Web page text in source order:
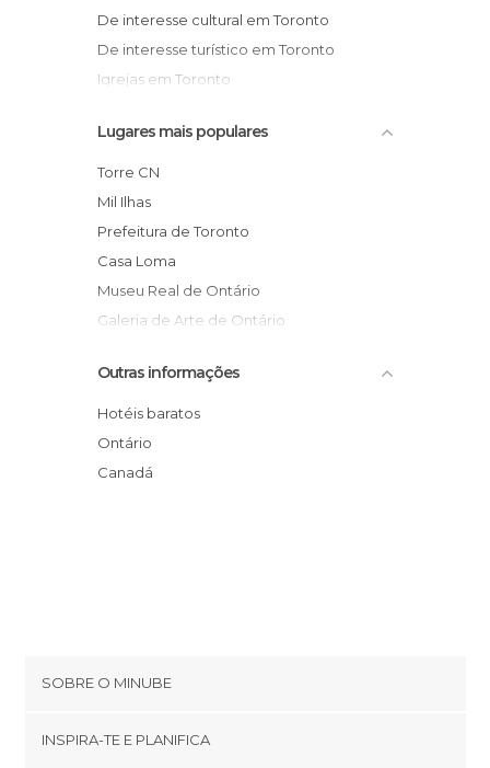
De interesse cultural em Toronto
De interesse turístico em Toronto
Igrejas em Toronto
Jardins em Toronto
Lagos em Toronto
Lojas em Toronto
Mercados em Toronto
Monumentos Históricos em Toronto
Museus em Toronto
Portos em Toronto
Ruas em Toronto
Universidades em Toronto
Lugares mais populares
Torre CN
Mil Ilhas
Prefeitura de Toronto
Casa Loma
Museu Real de Ontário
Galeria de Arte de Ontário
Bairro de Kensington
Mercado de Kensington
Chinatown
Brookfield Place
Outras informações
Hotéis baratos
Ontário
Canadá
SOBRE O MINUBE
INSPIRA-TE E PLANIFICA